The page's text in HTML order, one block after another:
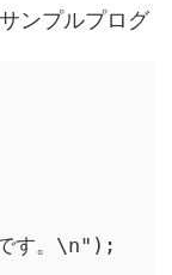
ンプルプログ
す。\n");